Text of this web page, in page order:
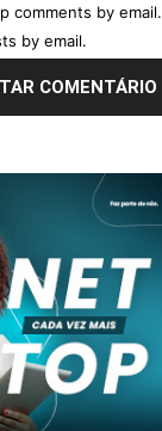
comments by email.
by email.